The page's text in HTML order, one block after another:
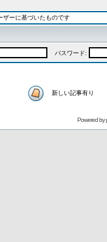
ザーに基づいたものです
パスワード:
新しい記事有り
Powered by